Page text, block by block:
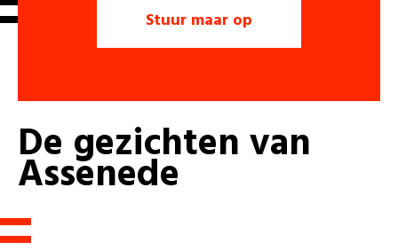
De gezichtenvan
Assenede